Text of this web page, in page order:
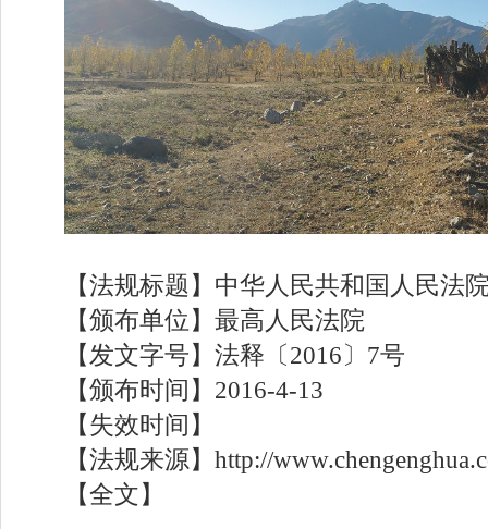
【法规标题】中华人民共和国人民法
【颁布单位】最高人民法院
【发文字号】法释〔 2016〕7号
【颁布时间】 2016-4-13
【失效时间】
【法规来源】 http://
【全文】